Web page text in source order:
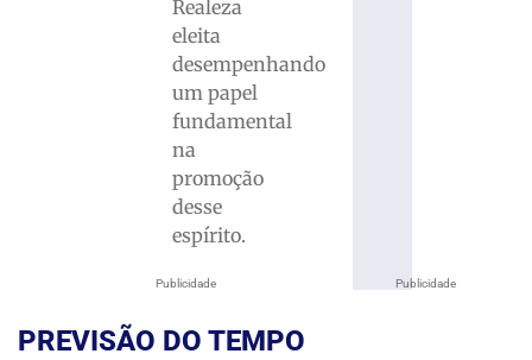
Publicidade
Realeza
eleita
desempenhando
um papel
fundamental
na
promoção
desse
espírito.
Publicidade
PREVISÃO DO TEMPO